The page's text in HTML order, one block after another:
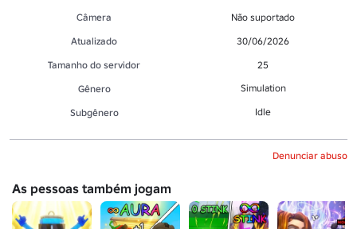
Câmera
Não suportado
Atualizado
30/06/2026
Tamanho do servidor
25
Gênero
Simulation
Subgênero Idle
Denunciar abuso
As pessoas também jogam